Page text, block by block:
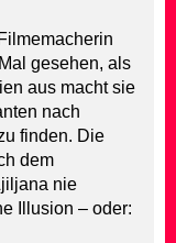
gesehen, als
aus macht sie
nach
finden. Die
dem
nie
Illusion – oder: